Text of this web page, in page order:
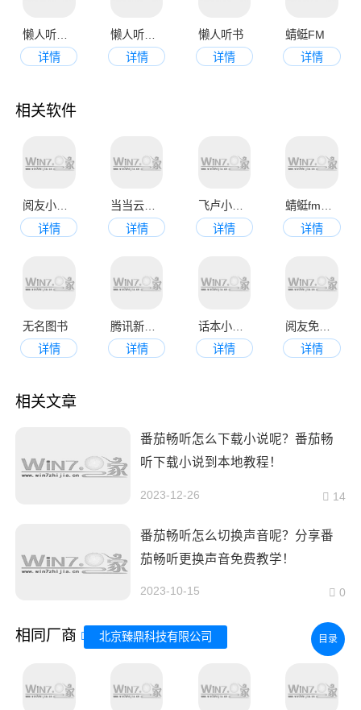
懒人听书手机版
详情
懒人听书手机版
详情
懒人听书
详情
蜻蜓FM
详情
相关软件
阅友小说app官方版
详情
当当云阅读app官方版
详情
飞卢小说最新版
详情
蜻蜓fm安卓版
详情
无名图书
详情
腾讯新闻手机版
详情
话本小说极速版官方版
详情
详情
相关文章
番茄畅听怎么下载小说呢？番茄畅
听下载小说到本地教程！
2023-12-26 14
番茄畅听怎么切换声音呢？分享番
茄畅听更换声音免费教学！
2023-10-15 0
相同厂商 北京臻鼎科技有限公司 目录